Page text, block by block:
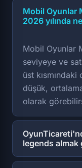
Mobil Oyunlar
2026 yılında
Mobil Oyunlar
seviyeye ve
üst
düşük,
olarak
legends almak